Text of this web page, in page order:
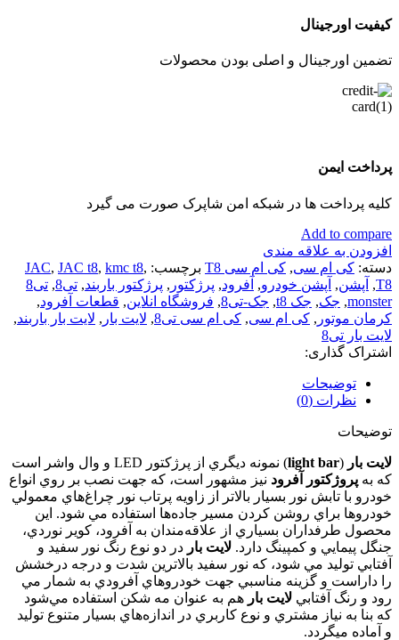
کیفیت اورجینال
تضمین اورجینال و اصلی بودن محصولات
پرداخت ایمن
کلیه پرداخت ها در شبکه امن شاپرک صورت می گیرد
Add to compare
افزودن به علاقه مندی
دسته: کی ام سی, کی ام سی T8 برچسب: JAC, JAC t8, kmc t8,
T8
, آپشن, آپشن خودرو, آفرود, پرژکتور , پرژکتور باربند, تی8 ,
تی8
monster
, جک, جک t8 , جک-تی8 , فروشگاه انلاین, قطعات آفرود,
کرمان موتور , کی ام سی, کی ام سی تی8 , لایت بار , لایت بار باربند,
لایت بار تی8
اشتراک گذاری:
توضیحات
نظرات (0)
توضیحات
لايت بار (
light bar
) نمونه ديگري از پرژکتور LED و وال واشر است
که به پروژکتور آفرود نيز مشهور است، که جهت نصب بر روي انواع
خودرو با تابش نور بسيار بالاتر از زاويه پرتاب نور چراغ‌هاي معمولي
خودروها براي روشن کردن مسير جاده‌ها استفاده مي شود. اين
محصول طرفداران بسياري از علاقه‌مندان به آفرود، کوير نوردي،
جنگل پيمايي و کمپينگ دارد. لايت بار در دو نوع رنگ نور سفيد و
آفتابي توليد مي شود، که نور سفيد بالاترين شدت و درجه درخشش
را داراست و گزينه مناسبي جهت خودرو‌هاي آفرودي به شمار مي
رود و رنگ آفتابي لايت بار هم به عنوان مه شکن استفاده مي‌شود
که بنا به نياز مشتري و نوع کاربري در اندازه‌هاي بسيار متنوع توليد
و آماده ميگردد.